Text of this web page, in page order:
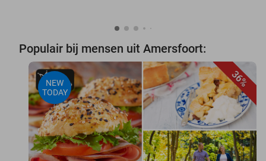
Populair bij mensen uit Amersfoort:
36%
NEW
TODAY